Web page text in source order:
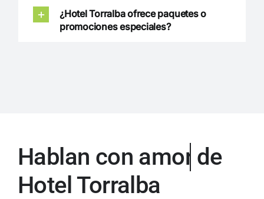
¿Hotel Torralba ofrece paquetes o
promociones especiales?
Hablan de Hotel
Torralba